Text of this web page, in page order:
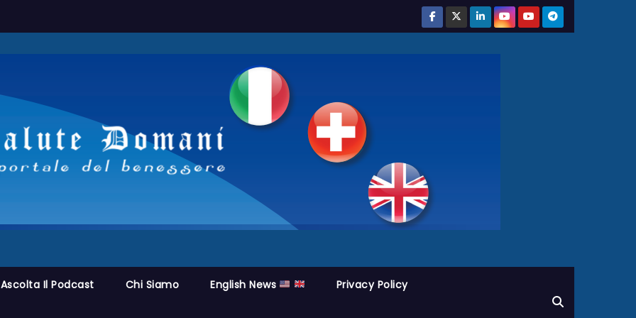
Ascolta Il Podcast Chi Siamo English News Privacy Policy